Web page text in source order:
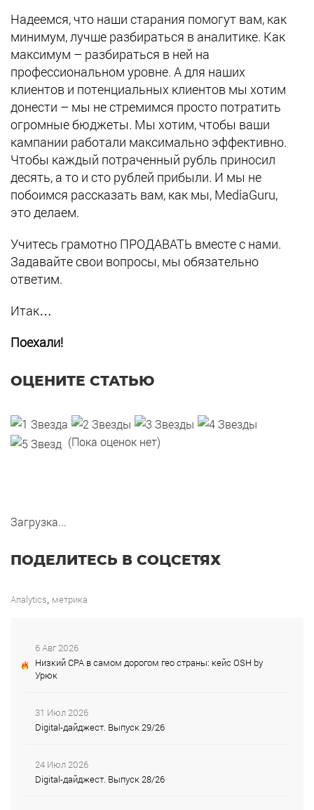
Надеемся, что наши старания помогут вам, как
минимум, лучше разбираться в аналитике. Как
максимум – разбираться в ней на
профессиональном уровне. А для наших
клиентов и потенциальных клиентов мы хотим
донести – мы не стремимся просто потратить
огромные бюджеты. Мы хотим, чтобы ваши
кампании работали максимально эффективно.
Чтобы каждый потраченный рубль приносил
десять, а то и сто рублей прибыли. И мы не
побоимся рассказать вам, как мы, MediaGuru,
это делаем.
Учитесь грамотно ПРОДАВАТЬ вместе с нами.
Задавайте свои вопросы, мы обязательно
ответим.
Итак…
Поехали!
ОЦЕНИТЕ СТАТЬЮ
(Пока оценок нет)
Загрузка...
ПОДЕЛИТЕСЬ В СОЦСЕТЯХ
Analytics метрика
6 Авг 2026
Низкий CPA в самом дорогом гео страны: кейс OSH by
Урюк
31 Июл 2026
Digital-дайджест. Выпуск 29/26
24 Июл 2026
Digital-дайджест. Выпуск 28/26